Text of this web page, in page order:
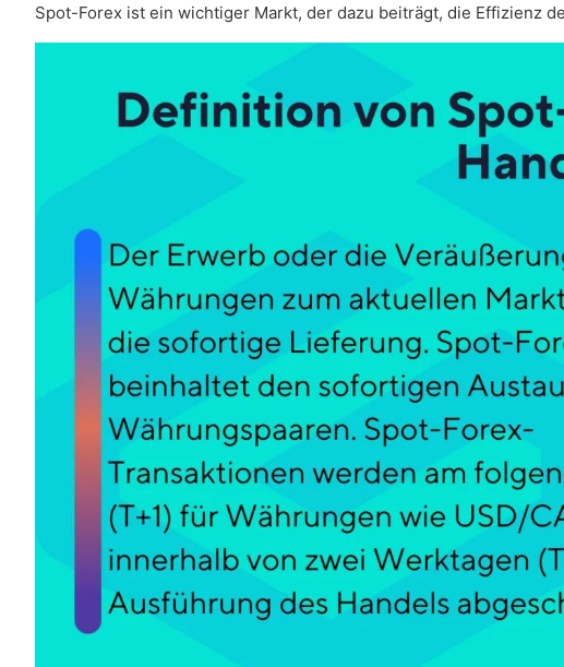
Spot-Forex ist ein wichtiger Markt, der dazu beiträgt, die Effizienz